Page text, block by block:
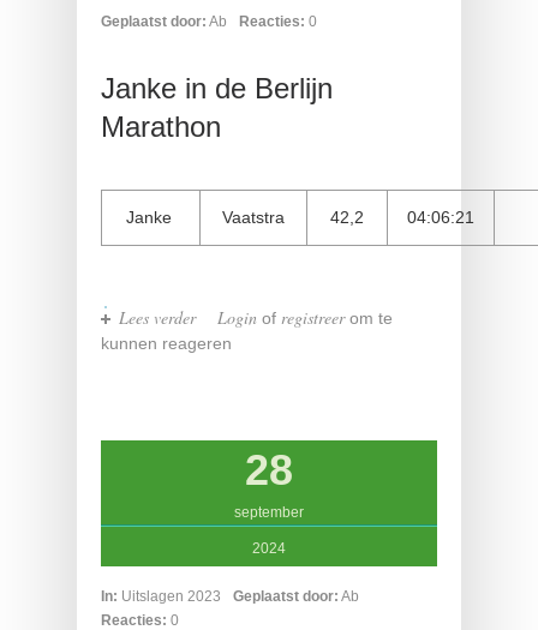
Geplaatst door: Ab Reacties: 0
Janke in de Berlijn
Marathon
Janke Vaatstra 42,2 04:06:21
Lees verderover Janke in de Berlijn Marathon
Login of registreerom te
kunnen reageren
28
september
2024
In: Uitslagen 2023 Geplaatst door: Ab
Reacties: 0